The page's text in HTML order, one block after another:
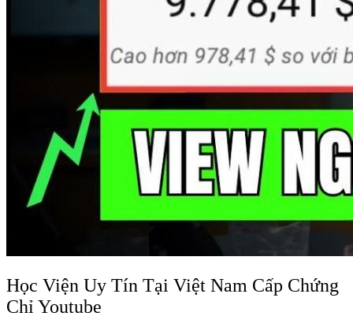
Học Viện Uy Tín Tại Việt Nam Cấp Chứng
Chỉ Youtube